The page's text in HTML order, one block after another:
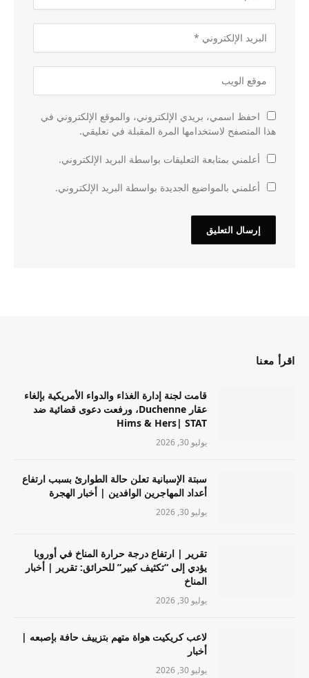
احفظ اسمي، بريدي الإلكتروني، والموقع الإلكتروني في
هذا المتصفح لاستخدامها المرة المقبلة في تعليقي.
أعلمني بمتابعة التعليقات بواسطة البريد الإلكتروني.
أعلمني بالمواضيع الجديدة بواسطة البريد الإلكتروني.
اقرأ معنا
قامت لجنة إدارة الغذاء والدواء الأمريكية بإلغاء
عقار Duchenne، ورفعت دعوى قضائية ضد
Hims & Hers| STAT
يوليو 30, 2026
سبتة الإسبانية تعلن حالة الطوارئ بسبب ارتفاع
أعداد المهاجرين الوافدين | أخبار الهجرة
يوليو 30, 2026
تقرير | ارتفاع درجة حرارة المناخ في أوروبا
يؤدي إلى “تكثيف كبير” للحرائق: تقرير | أخبار
المناخ
يوليو 30, 2026
لاعب كريكيت هواة متهم بتزييف حافة بإصبعه |
أخبار
يوليو 30, 2026